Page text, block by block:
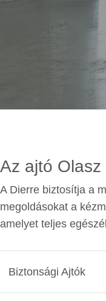
Az ajtó Olasz
A Dierre biztosítja a
megoldásokat a
amelyet teljes
Biztonsági Ajtók